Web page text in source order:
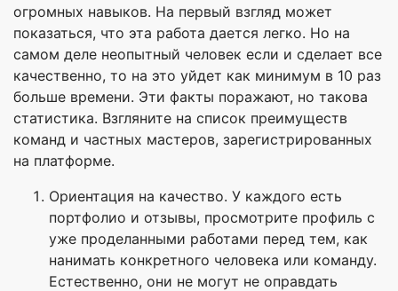
огромных навыков. На первый взгляд может
показаться, что эта работа дается легко. Но на
самом деле неопытный человек если и сделает все
качественно, то на это уйдет как минимум в 10 раз
больше времени. Эти факты поражают, но такова
статистика. Взгляните на список преимуществ
команд и частных мастеров, зарегистрированных
на платформе.
Ориентация на качество. У каждого есть
портфолио и отзывы, просмотрите профиль с
уже проделанными работами перед тем, как
нанимать конкретного человека или команду.
Естественно, они не могут не оправдать